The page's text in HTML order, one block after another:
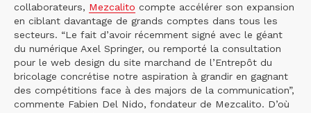
collaborateurs, Mezcalito compte accélérer son expansion
en ciblant davantage de grands comptes dans tous les
secteurs. “Le fait d’avoir récemment signé avec le géant
du numérique Axel Springer, ou remporté la consultation
pour le web design du site marchand de l’Entrepôt du
bricolage concrétise notre aspiration à grandir en gagnant
des compétitions face à des majors de la communication”,
commente Fabien Del Nido, fondateur de Mezcalito. D’où